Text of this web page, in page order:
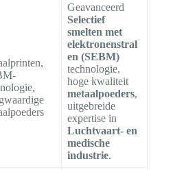
Geavanceerd
Selectief
smelten met
elektronenstral
en (SEBM)
technologie,
hoge kwaliteit
metaalpoeders,
uitgebreide
expertise in
Luchtvaart- en
medische
industrie.